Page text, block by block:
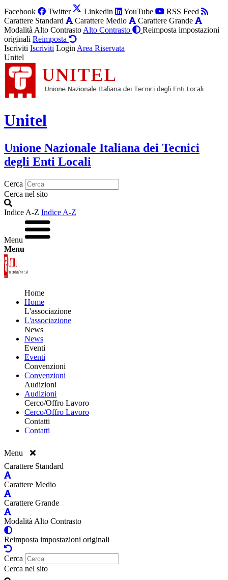
Facebook Twitter Linkedin YouTube
RSS Feed
Carattere Standard
Carattere Medio
Carattere Grande
Modalità Alto Contrasto Alto Contrasto
Reimposta impostazioni
originali Reimposta
Iscriviti Iscriviti Login Area Riservata
Unitel
Unitel
Unione Nazionale Italiana dei Tecnici
degli Enti Locali
Cerca
Cerca nel sito
Indice A-Z Indice A-Z
Menu
Menu
Home
Home
L'associazione
L'associazione
News
News
Eventi
Eventi
Convenzioni
Convenzioni
Audizioni
Audizioni
Cerco/Offro Lavoro
Cerco/Offro Lavoro
Contatti
Contatti
Menu
Carattere Standard
Carattere Medio
Carattere Grande
Modalità Alto Contrasto
Reimposta impostazioni originali
Cerca
Cerca nel sito